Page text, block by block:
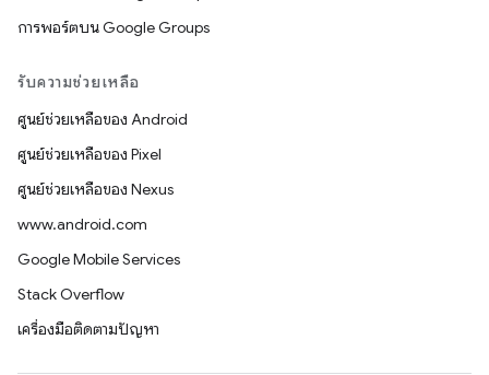
การพอร์ตบน Google Groups
รับความช่วยเหลือ
ศูนย์ช่วยเหลือของ Android
ศูนย์ช่วยเหลือของ Pixel
ศูนย์ช่วยเหลือของ Nexus
www.android.com
Google Mobile Services
Stack Overflow
เครื่องมือติดตามปัญหา